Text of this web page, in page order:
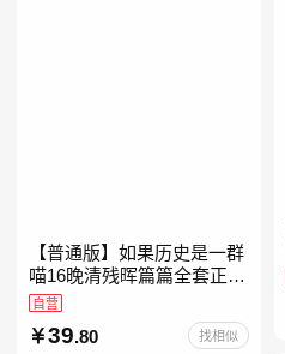
【普通版】如果历史是一群
喵16晚清残晖篇篇全套正版
1-156册肥志著漫画8周年纪
念版套装3册小学生课外阅
读儿童西游喵知识
自营
39.80 找相似